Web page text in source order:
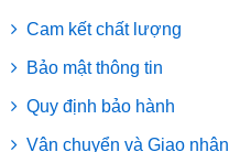
Cam kết chất lượng
Bảo mật thông tin
Quy định bảo hành
Vận chuyển và Giao nhận